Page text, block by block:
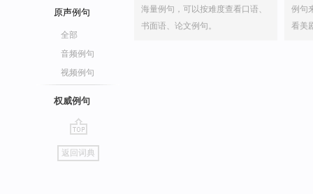
原声例句
全部
音频例句
视频例句
权威例句
go
top
返回词典
海量例句，可以按难度查看口语、
书面语、论文例句。
例句
看美